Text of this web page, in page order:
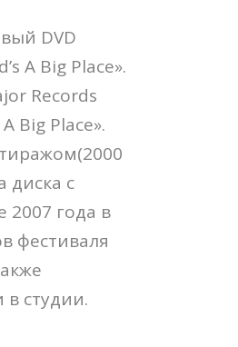
DVD
A Big Place».
Records
Big Place».
диска с
2007 года в
фестиваля
студии.